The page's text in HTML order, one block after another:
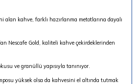
alan kahve, farklı hazırlanma metotlarına dayalı
Nescafe Gold, kaliteli kahve çekirdeklerinden
ve granüllü yapısıyla tanınıyor.
yüksek olsa da kahvesini el altında tutmak